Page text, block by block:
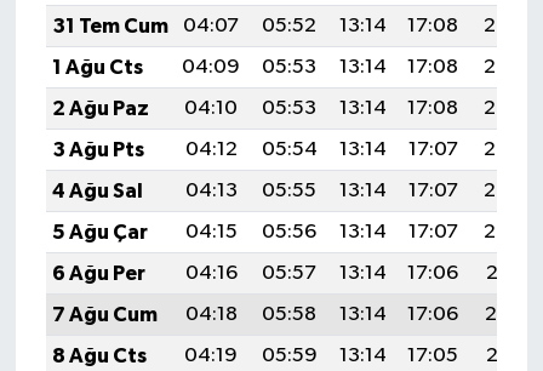
31 Tem Cum
04:07 05:52 13:14 17:08
20:27
1 Ağu Cts
04:09 05:53 13:14 17:08
20:26
2 Ağu Paz
04:10 05:53 13:14 17:08
20:25
3 Ağu Pts
04:12 05:54 13:14 17:07
20:24
4 Ağu Sal
04:13 05:55 13:14 17:07
20:23
5 Ağu Çar
04:15 05:56 13:14 17:07
20:22
6 Ağu Per
04:16 05:57 13:14 17:06
20:21
7 Ağu Cum
04:18 05:58 13:14 17:06
20:19
8 Ağu Cts
04:19 05:59 13:14 17:05
20:18